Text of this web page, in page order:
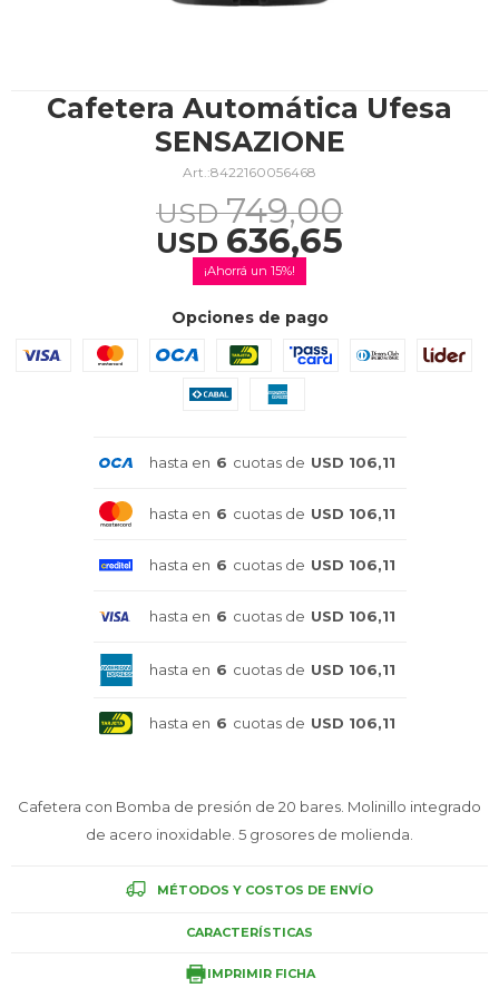
Cafetera Automática Ufesa
SENSAZIONE
8422160056468
USD 636,65
USD 749,00
15
Opciones de pago
hasta en 6 cuotas de USD 106,11
hasta en 6 cuotas de USD 106,11
hasta en 6 cuotas de USD 106,11
hasta en 6 cuotas de USD 106,11
hasta en 6 cuotas de USD 106,11
hasta en 6 cuotas de USD 106,11
Cafetera con Bomba de presión de 20 bares. Molinillo integrado
de acero inoxidable. 5 grosores de molienda.
MÉTODOS Y COSTOS DE ENVÍO
CARACTERÍSTICAS
IMPRIMIR FICHA
Cuidado personal
Celulares
Atención Personalizada